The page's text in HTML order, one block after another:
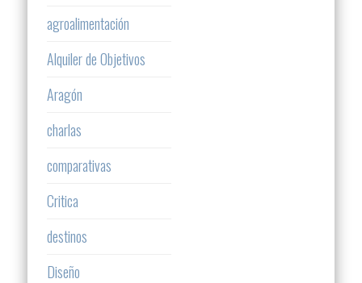
agroalimentación
Alquiler de Objetivos
Aragón
charlas
comparativas
Critica
destinos
Diseño